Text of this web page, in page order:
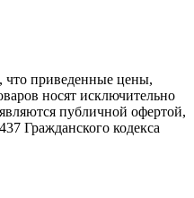
приведенные цены,
носят исключительно
публичной офертой,
Гражданского кодекса